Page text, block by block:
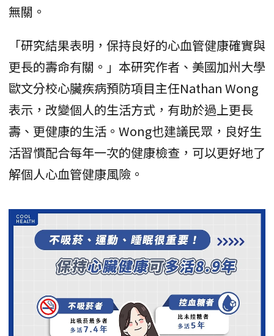
無關。
「研究結果表明，保持良好的心血管健康確實與
更長的壽命有關。」本研究作者、美國加州大學
歐文分校心臟疾病預防項目主任Nathan Wong
表示，改變個人的生活方式，有助於過上更長
壽、更健康的生活。Wong也建議民眾，良好生
活習慣配合每年一次的健康檢查，可以更好地了
解個人心血管健康風險。